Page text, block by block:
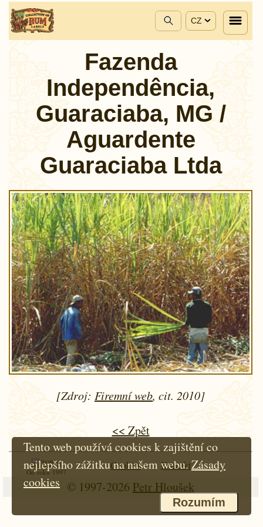
CZ
Fazenda
Independência,
Guaraciaba, MG /
Aguardente
Guaraciaba Ltda
[Zdroj: Firemní web, cit. 2010]
<< Zpět
Od roku 1997
Cookies Kontakt
© 1997-2026 Petr Hloušek
Tento web používá cookies k zajištění co
nejlepšího zážitku na našem webu.Zásady
cookies
Rozumím